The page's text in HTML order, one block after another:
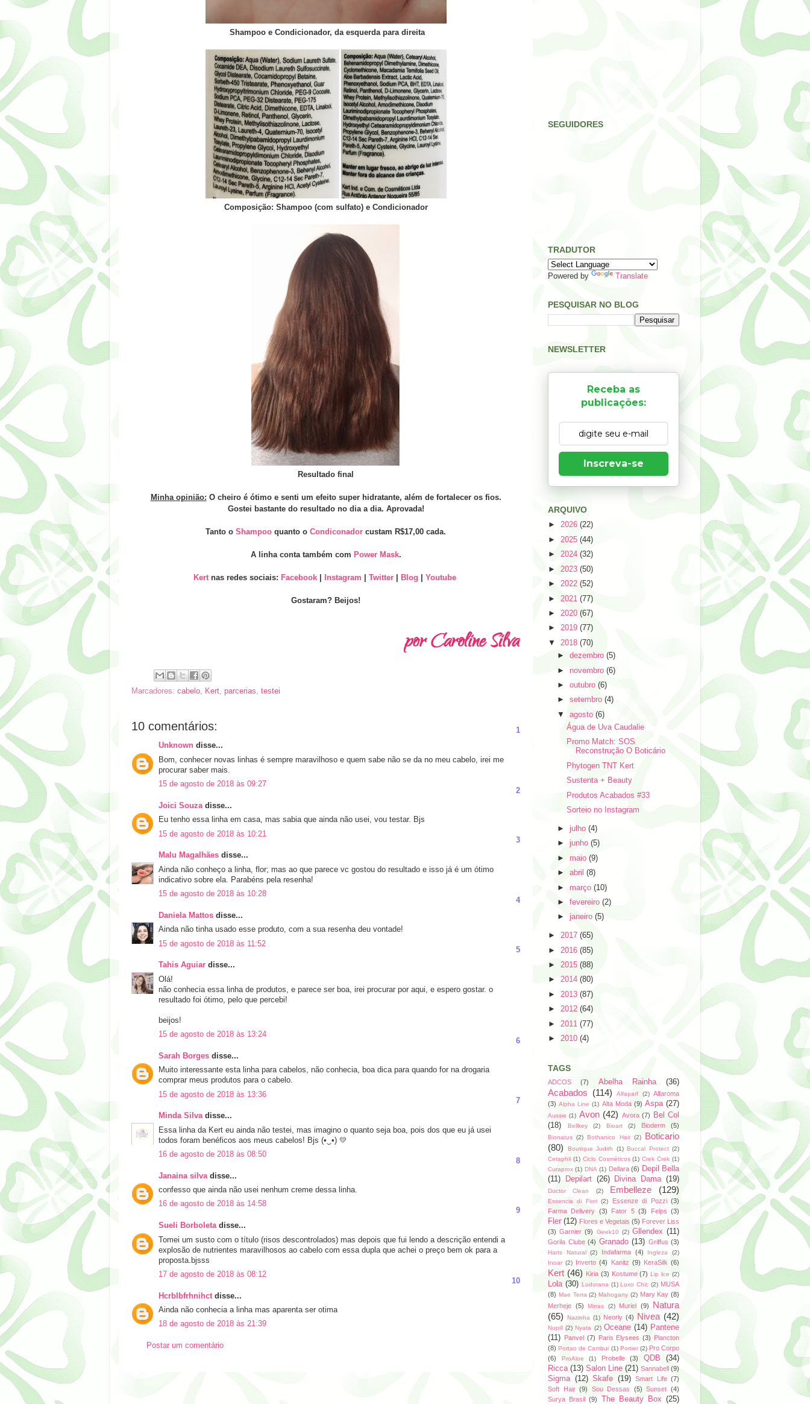
Shampoo e Condicionador, da esquerda para direita
Composição: Shampoo (com sulfato) e Condicionador
Resultado final
Minha opinião: O cheiro é ótimo e senti um efeito super hidratante, além de fortalecer os fios.
Gostei bastante do resultado no dia a dia. Aprovada!
Tanto o Shampoo quanto o Condiconador custam R$17,00 cada.
A linha conta também com Power Mask.
Kertnas redes sociais: Facebook| Instagram Twitter| Blog Youtube
Gostaram? Beijos!
Marcadores: cabelo, Kert, parcerias, testei
10 comentários:
Unknown disse...
1
Bom, conhecer novas linhas é sempre maravilhoso e quem sabe não se da no meu cabelo, irei me
procurar saber mais.
15 de agosto de 2018 às 09:27
Joici Souzadisse...
2
Eu tenho essa linha em casa, mas sabia que ainda não usei, vou testar. Bjs
15 de agosto de 2018 às 10:21
Malu Magalhães disse...
3
Ainda não conheço a linha, flor; mas ao que parece vc gostou do resultado e isso já é um ótimo
indicativo sobre ela. Parabéns pela resenha!
15 de agosto de 2018 às 10:28
Daniela Mattos disse...
4
Ainda não tinha usado esse produto, com a sua resenha deu vontade!
15 de agosto de 2018 às 11:52
Tahis Aguiar disse...
5
Olá!
não conhecia essa linha de produtos, e parece ser boa, irei procurar por aqui, e espero gostar. o
resultado foi ótimo, pelo que percebi!
beijos!
15 de agosto de 2018 às 13:24
Sarah Borges disse...
6
Muito interessante esta linha para cabelos, não conhecia, boa dica para quando for na drogaria
comprar meus produtos para o cabelo.
15 de agosto de 2018 às 13:36
Minda Silvadisse...
7
Essa linha da Kert eu ainda não testei, mas imagino o quanto seja boa, pois dos que eu já usei
todos foram benéficos aos meus cabelos! Bjs (•‿•) 💛
16 de agosto de 2018 às 08:50
Janaina silvadisse...
8
confesso que ainda não usei nenhum creme dessa linha.
16 de agosto de 2018 às 14:58
Sueli Borboletadisse...
9
Tomei um susto com o título (risos descontrolados) mas depois que fui lendo a descrição entendi a
explosão de nutrientes maravilhosos ao cabelo com essa dupla que achei o preço bem ok para a
proposta.bjsss
17 de agosto de 2018 às 08:12
Hcrblbfrhnihctdisse...
10
Ainda não conhecia a linha mas aparenta ser otima
18 de agosto de 2018 às 21:39
Postar um comentário
SEGUIDORES
TRADUTOR
Powered by Translate
PESQUISAR NO BLOG
NEWSLETTER
Receba as
publicações:
Inscreva-se
ARQUIVO
► 2026 (22)
► 2025 (44)
► 2024 (32)
► 2023 (50)
► 2022 (52)
► 2021 (77)
► 2020 (67)
► 2019 (77)
▼ 2018 (70)
►dezembro(5)
► novembro(6)
►outubro(6)
►setembro(4)
▼agosto(6)
Água de Uva Caudalie
Promo Match: SOS
Reconstrução O Boticário
Phytogen TNT Kert
Sustenta + Beauty
Produtos Acabados #33
Sorteio no Instagram
► julho(4)
► junho(5)
► maio(9)
►abril(8)
►março(10)
►fevereiro(2)
►janeiro(5)
► 2017 (65)
► 2016 (85)
► 2015 (88)
► 2014 (80)
► 2013 (87)
► 2012 (64)
► 2011 (77)
► 2010 (4)
TAGS
ADCOS (7) Abelha Rainha (36)
Acabados (114) Alfaparf (2) Alfaroma
(3) Alpha Line (1) Alta Moda (9) Aspa (27)
Aussie (1) Avon (42) Avora (7)
Bel Col
(18)
Bellkey (2) Bioart (2) Bioderm (5)
Bionatus (2) Bothanico Hair (2)
Boticario
(80)
Boutique Judith (1) Buccal Protect (2)
Cetaphil (1) Ciclo Cosméticos (1) Crek Crek (1)
Curaprox (1) DNA (1) Dellara (6) Depil Bella
(11)
Depilart (26) Divina Dama (19)
Doctor Clean (2) Embelleze (129)
Essencia di Fiori (2) Essenze di Pozzi (3)
Farma Delivery (3) Fator 5 (3) Felps (3)
Fler (12) Flores e Vegetais (5) Forever Liss
(3) Garnier (9) Geek10 (2) Gllendex (11)
Gorila Clube (4) Granado (13) Griffus (3)
Harts Natural (2) Indafarma (4) Ingleza
(2)
Inoar (2) Inverto (4) Kanitz (9) KeraSilk (6)
Kert (46) Kiria (3) Kostume (7) Lip Ice (2)
Lola (30) Ludurana (1) Luxo Chic (2) MUSA
(8) Mae Terra (2) Mahogany (2) Mary Kay (8)
Merheje (5) Mirras (2) Muriel (9)
Natura
(65)
Nazinha (1) Neorly (4) Nivea (42)
Nupill (2) Nyata (2) Oceane (14) Pantene
(11)
Panvel (7) Paris Elysees (3)
Plancton
(8) Portao de Cambui (1) Portier (2) Pro Corpo
(6)
ProAloe (1) Probelle (3) QDB
(34)
Ricca (13) Salon Line (21) Sannabell (9)
Sigma (12) Skafe (19) Smart Life (7)
Soft Hair (9) Sou Dessas (5) Sunset (4)
Surya Brasil
(9) The Beauty Box (25)